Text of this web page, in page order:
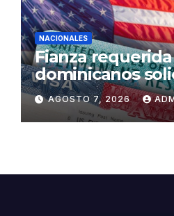
NACIONALES
Fianza
dominicanos
residencia a EE.
US$100,000 en
AGOSTO 7, 2026